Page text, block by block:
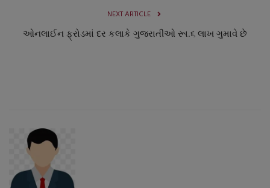
NEXT ARTICLE
ઓનલાઈન ફ્રોડમાં દર કલાકે ગુજરાતીઓ રૂા.૬ લાખ ગુમાવે છે